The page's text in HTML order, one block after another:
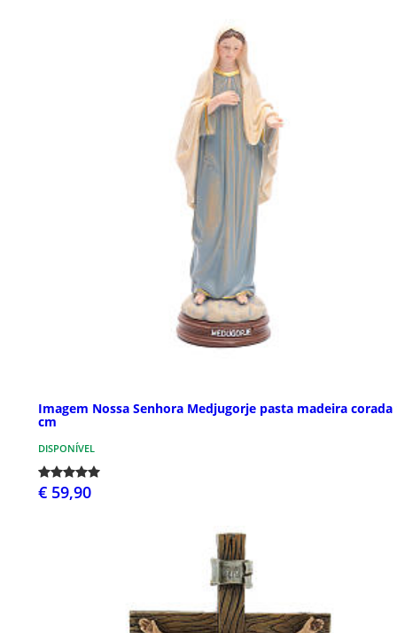
Imagem Nossa Senhora Medjugorje pasta madeira corada
cm
DISPONÍVEL
€ 59,90